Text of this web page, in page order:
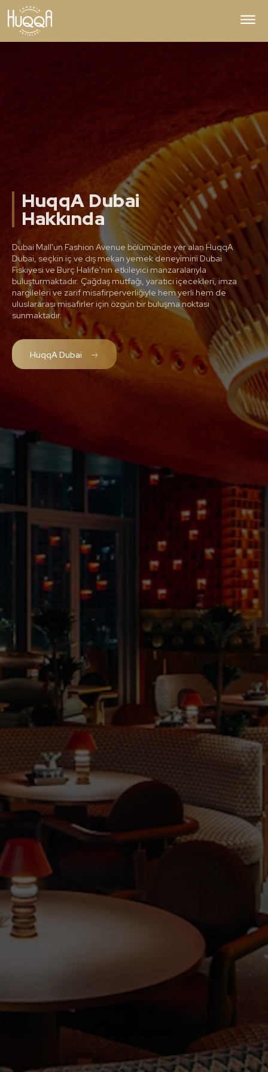
HuqqA Dubai
Hakkında
Dubai Mall'un Fashion Avenue bölümünde yer alan HuqqA
Dubai, seçkin iç ve dış mekan yemek deneyimini Dubai
Fıskiyesi ve Burç Halife'nin etkileyici manzaralarıyla
buluşturmaktadır. Çağdaş mutfağı, yaratıcı içecekleri, imza
nargileleri ve zarif misafirperverliğiyle hem yerli hem de
uluslararası misafirler için özgün bir buluşma noktası
sunmaktadır.
HuqqA Dubai